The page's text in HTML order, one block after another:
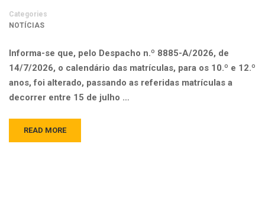
Categories
NOTÍCIAS
Informa-se que, pelo Despacho n.º 8885-A/2026, de
14/7/2026, o calendário das matrículas, para os 10.º e 12.º
anos, foi alterado, passando as referidas matrículas a
decorrer entre 15 de julho …
READ MORE